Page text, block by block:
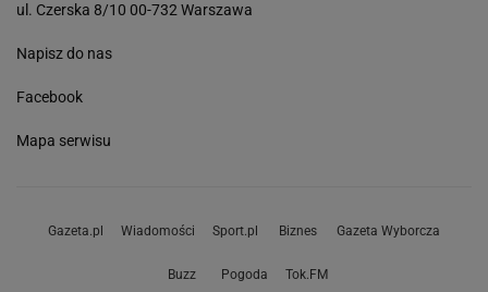
ul. Czerska 8/10 00-732 Warszawa
Napisz do nas
Facebook
Mapa serwisu
Gazeta.pl Wiadomości Sport.pl Biznes Gazeta Wyborcza
Buzz Pogoda Tok.FM